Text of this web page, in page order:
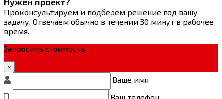
Проконсультируем и подберем решение под вашу
задачу. Отвечаем обычно в течении 30 минут в рабочее
время.
Запросить стоимость
×
Ваше имя
Ваш телефон